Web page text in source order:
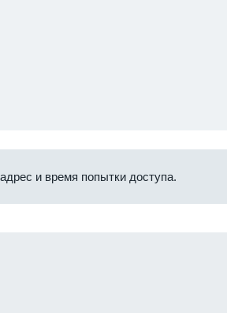
и время попытки доступа.